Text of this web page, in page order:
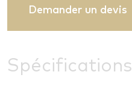
Demander un devis
Spécifications